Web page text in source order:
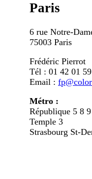
Paris
6 rue Notre-
75003 Paris
Frédéric Pierrot
Tél : 01 42 01
Email :
Métro :
République 5 8 9
Temple 3
Strasbourg St-